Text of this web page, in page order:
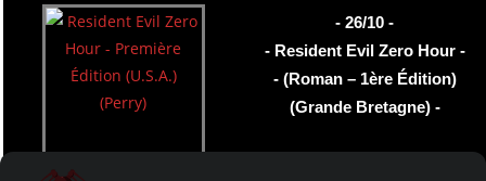
- 26/10 -
- Resident Evil Zero Hour -
- (Roman – 1ère Édition)
(Grande Bretagne) -